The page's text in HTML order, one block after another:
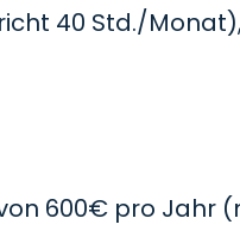
40 Std./
600€ pro Jahr